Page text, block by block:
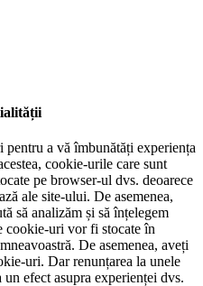
a vă îmbunătăți experiența
cookie-urile care sunt
pe browser-ul dvs. deoarece
ale site-ului. De asemenea,
să analizăm și să înțelegem
cookie-uri vor fi stocate în
De asemenea, aveți
uri. Dar renunțarea la unele
efect asupra experienței dvs.